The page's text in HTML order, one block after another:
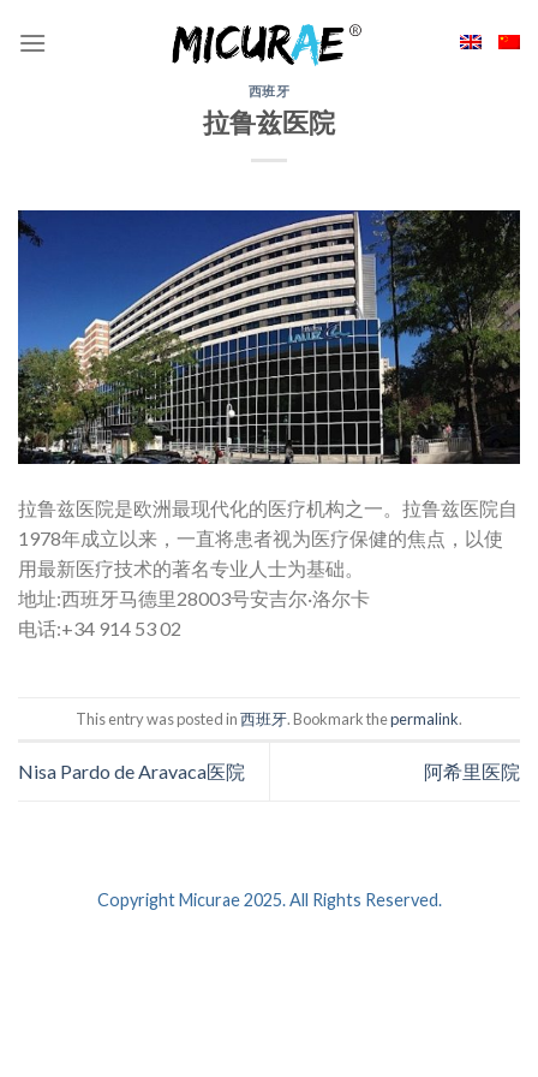
西班牙
拉鲁兹医院
拉鲁兹医院是欧洲最现代化的医疗机构之一。拉鲁兹医院自
1978年成立以来，一直将患者视为医疗保健的焦点，以使
用最新医疗技术的著名专业人士为基础。
地址:西班牙马德里28003号安吉尔·洛尔卡
电话:+34 914 53 02
This entry was posted in西班牙. Bookmark thepermalink.
Nisa Pardo de Aravaca医院 阿希里医院
Copyright Micurae 2025. All Rights Reserved.